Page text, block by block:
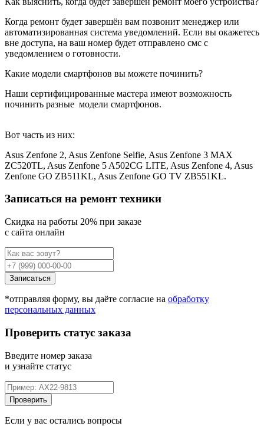
Когда ремонт будет завершён вам позвонит менеджер или
автоматизированная система уведомлений. Если вы окажетесь
вне доступа, на ваш номер будет отправлено смс с
уведомлением о готовности.
Какие модели смартфонов вы можете починить?
Наши сертифицированные мастера имеют возможность
починить разные модели смартфонов.
Вот часть из них:
Asus Zenfone 2, Asus Zenfone Selfie, Asus Zenfone 3 MAX
ZC520TL, Asus Zenfone 5 A502CG LITE, Asus Zenfone 4, Asus
Zenfone GO ZB511KL, Asus Zenfone GO TV ZB551KL.
Записаться на ремонт техники
Cкидка на работы 20% при заказе
с сайта онлайн
Записаться
*отправляя форму, вы даёте согласие на обработку
персональных данных
Проверить статус заказа
Введите номер заказа
и узнайте статус
Проверить
Если у вас остались вопросы